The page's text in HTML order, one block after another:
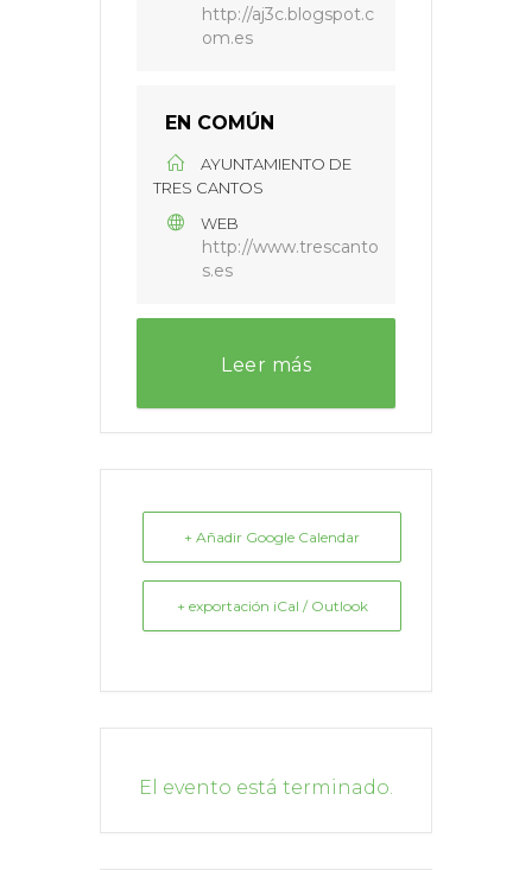
http://aj3c.blogspot.c
om.es
EN COMÚN
AYUNTAMIENTO DE
TRES CANTOS
WEB
http://www.trescanto
s.es
Leer más
+ Añadir Google Calendar
+ exportación iCal / Outlook
El evento está terminado.